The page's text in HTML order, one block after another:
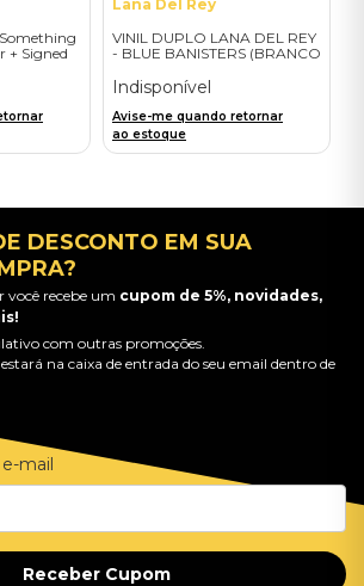
+ Signed
Lana Del Rey
VINIL DUPLO LANA DEL REY
- BLUE BANISTERS (BRANCO
IMPORTADO
Indisponível
Avise-me quando retornar
ao estoque
DESCONTO EM SUA
você recebe um cupom de 5%, novidades,
com outras promoções.
na caixa de entrada do seu email dentro de
mail
Receber Cupom